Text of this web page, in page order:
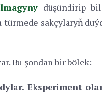
düşündirip
sakçylaryň
Bu şondan bir bölek:
Eksperiment